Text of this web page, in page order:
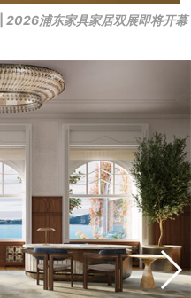
2026浦东家具家居双展即将开幕